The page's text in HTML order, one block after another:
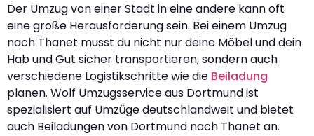
Der Umzug von einer Stadt in eine andere kann oft
eine große Herausforderung sein. Bei einem Umzug
nach Thanet musst du nicht nur deine Möbel und dein
Hab und Gut sicher transportieren, sondern auch
verschiedene Logistikschritte wie die Beiladung
planen. Wolf Umzugsservice aus Dortmund ist
spezialisiert auf Umzüge deutschlandweit und bietet
auch Beiladungen von Dortmund nach Thanet an.